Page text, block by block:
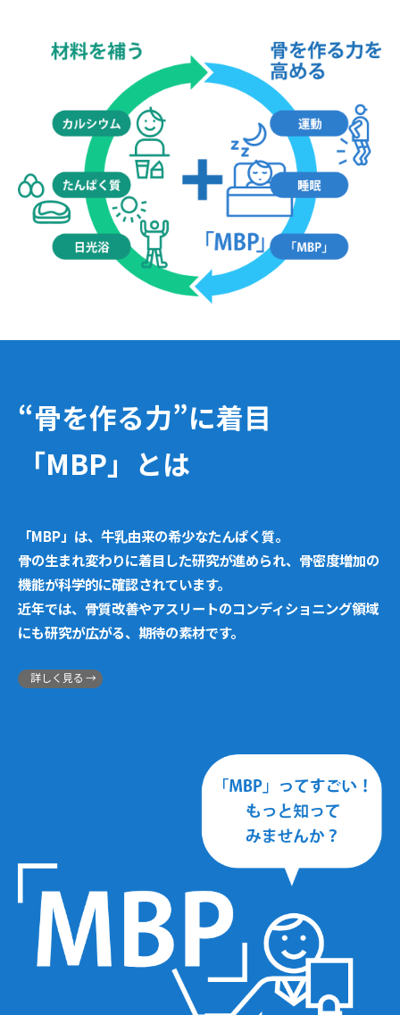
“骨を作る力”に着目
「MBP」とは
「MBP」は、牛乳由来の希少なたんぱく質。
骨の生まれ変わりに着目した研究が進められ、骨密度増加の
機能が科学的に確認されています。
近年では、骨質改善やアスリートのコンディショニング領域
にも研究が広がる、期待の素材です。
詳しく見る